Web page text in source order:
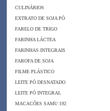
CULINÁRIOS
EXTRATO DE SOJA PÓ
FARELO DE TRIGO
FARINHA LÁCTEA
FARINHAS INTEGRAIS
FAROFA DE SOJA
FILME PLÁSTICO
LEITE PÓ DESNATADO
LEITE PÓ INTEGRAL
MACACÕES SAMU 192